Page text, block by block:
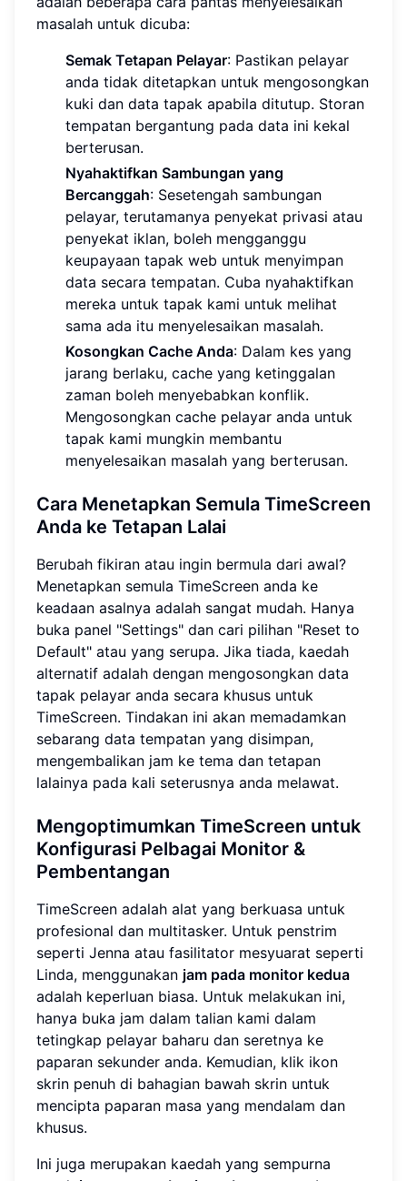
masalah untuk dicuba:
Semak Tetapan Pelayar: Pastikan pelayar
anda tidak ditetapkan untuk mengosongkan
kuki dan data tapak apabila ditutup. Storan
tempatan bergantung pada data ini kekal
berterusan.
Nyahaktifkan Sambungan yang
Bercanggah: Sesetengah sambungan
pelayar, terutamanya penyekat privasi atau
penyekat iklan, boleh mengganggu
keupayaan tapak web untuk menyimpan
data secara tempatan. Cuba nyahaktifkan
mereka untuk tapak kami untuk melihat
sama ada itu menyelesaikan masalah.
Kosongkan Cache Anda: Dalam kes yang
jarang berlaku, cache yang ketinggalan
zaman boleh menyebabkan konflik.
Mengosongkan cache pelayar anda untuk
tapak kami mungkin membantu
menyelesaikan masalah yang berterusan.
Cara Menetapkan Semula TimeScreen
Anda ke Tetapan Lalai
Berubah fikiran atau ingin bermula dari awal?
Menetapkan semula TimeScreen anda ke
keadaan asalnya adalah sangat mudah. Hanya
buka panel "Settings" dan cari pilihan "Reset to
Default" atau yang serupa. Jika tiada, kaedah
alternatif adalah dengan mengosongkan data
tapak pelayar anda secara khusus untuk
TimeScreen. Tindakan ini akan memadamkan
sebarang data tempatan yang disimpan,
mengembalikan jam ke tema dan tetapan
lalainya pada kali seterusnya anda melawat.
Mengoptimumkan TimeScreen untuk
Konfigurasi Pelbagai Monitor &
Pembentangan
TimeScreen adalah alat yang berkuasa untuk
profesional dan multitasker. Untuk penstrim
seperti Jenna atau fasilitator mesyuarat seperti
Linda, menggunakan jam pada monitor kedua
adalah keperluan biasa. Untuk melakukan ini,
hanya buka jam dalam talian kami dalam
tetingkap pelayar baharu dan seretnya ke
paparan sekunder anda. Kemudian, klik ikon
skrin penuh di bahagian bawah skrin untuk
mencipta paparan masa yang mendalam dan
khusus.
Ini juga merupakan kaedah yang sempurna